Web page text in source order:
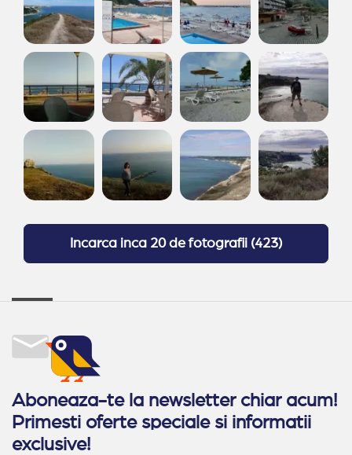
Incarca inca 20 de fotografii (423)
Aboneaza-te la newsletter chiar acum!
Primesti oferte speciale si informatii
exclusive!